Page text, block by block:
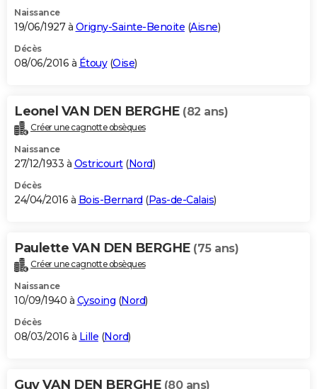
Naissance
19/06/1927 à Origny-Sainte-Benoite (Aisne)
Décès
08/06/2016 à Étouy(Oise)
Leonel VAN DEN BERGHE (82 ans)
Créer une cagnotte obsèques
Naissance
27/12/1933 à Ostricourt(Nord)
Décès
24/04/2016 à Bois-Bernard (Pas-de-Calais)
Paulette VAN DEN BERGHE (75 ans)
Créer une cagnotte obsèques
Naissance
10/09/1940 à Cysoing (Nord)
Décès
08/03/2016 à Lille (Nord)
Guy VAN DEN BERGHE (80 ans)